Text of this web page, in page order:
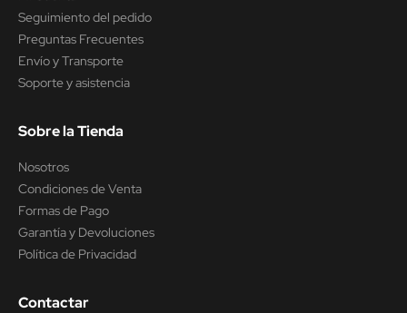
Seguimiento del pedido
Preguntas Frecuentes
Envío y Transporte
Soporte y asistencia
Sobre la Tienda
Nosotros
Condiciones de Venta
Formas de Pago
Garantía y Devoluciones
Política de Privacidad
Contactar